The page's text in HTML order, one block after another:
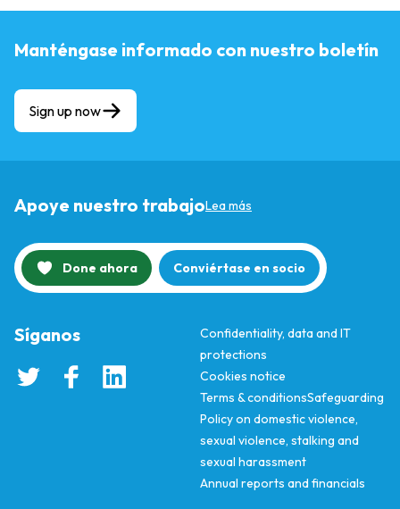
Manténgase informado con nuestro boletín
Sign up now
Apoye nuestro trabajoLea más
Done ahora Conviértase en socio
Confidentiality, data and IT
protections
Cookies notice
Terms & conditionsSafeguarding
Policy on domestic violence,
sexual violence, stalking and
sexual harassment
Annual reports and financials
Síganos